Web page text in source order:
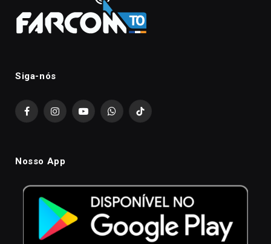
Siga-nós
FacebookInstagramYouTubeWhatsAppTikTok
Nosso App